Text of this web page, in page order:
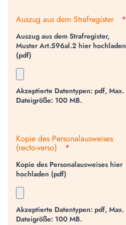
Auszug aus dem Strafregister *
Auszug aus dem Strafregister,
Muster Art.596al.2 hier hochladen
(pdf)
Akzeptierte Datentypen: pdf, Max.
Dateigröße: 100 MB.
Kopie des Personalausweises
(recto-verso) *
Kopie des Personalausweises hier
hochladen (pdf)
Akzeptierte Datentypen: pdf, Max.
Dateigröße: 100 MB.